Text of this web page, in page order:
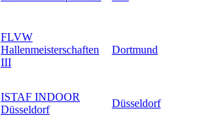
FLVW
Hallenmeisterschaften
III
Dortmund
ISTAF INDOOR
Düsseldorf
Düsseldorf